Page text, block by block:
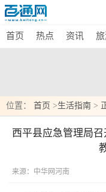
首页 热点 资讯
位置： 首页 >生活指南 >
西平县应急管理局
来源：中华网河南